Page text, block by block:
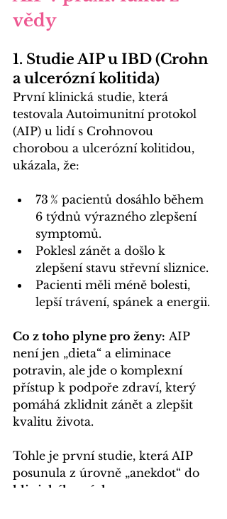
vědy
1. Studie AIP u IBD (Crohn
a ulcerózní kolitida)
První klinická studie, která
testovala Autoimunitní protokol
(AIP) u lidí s Crohnovou
chorobou a ulcerózní kolitidou,
ukázala, že:
73 % pacientů dosáhlo během
6 týdnů výrazného zlepšení
symptomů.
Poklesl zánět a došlo k
zlepšení stavu střevní sliznice.
Pacienti měli méně bolesti,
lepší trávení, spánek a energii.
Co z toho plyne pro ženy: AIP
není jen „dieta“ a eliminace
potravin, ale jde o komplexní
přístup k podpoře zdraví, který
pomáhá zklidnit zánět a zlepšit
kvalitu života.
Tohle je první studie, která AIP
posunula z úrovně „anekdot“ do
klinického výzkumu